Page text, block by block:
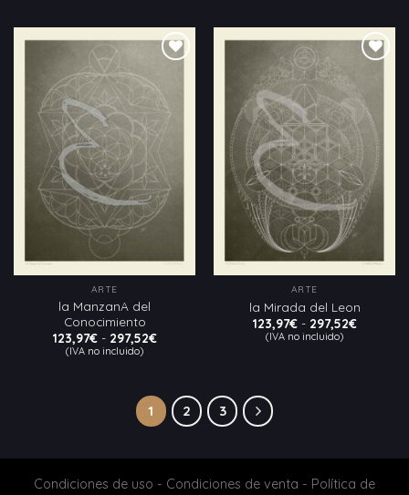
hasta
297,52€
hasta
297,52€
Añadir
a la
deseos
ARTE
la ManzanA del
Conocimiento
123,97€ - 297,52€Rango
hasta
297,52€
(IVA no incluido)
Añadir
a la
lista
de
deseos
ARTE
la Mirada del Leon
123,97€ - 297,52€Rango
(IVA no incluido)
1 2 3
Condiciones de uso - Condiciones de venta - Política de